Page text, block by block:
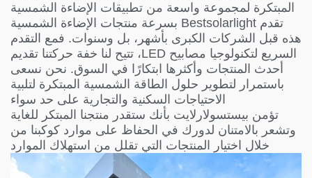
المبتكرة لمجموعة واسعة من تطبيقات الإضاءة الشمسية
تقدم Bestsolarlight بسرعة منتجات الإضاءة الشمسية
هذه قبل الشركات الكبرى بأشهر، بل وسنوات. فمع التقدم
السريع لتكنولوجيا مصابيح LED، تتيح لنا خفة حركتنا تقديم
أحدث المنتجات وأكثرها ابتكارًا في السوق. نحن نسعى
باستمرار لتطوير حلول الطاقة الشمسية المبتكرة لتلبية
الاحتياجات السكنية والتجارية على حد سواء
تؤمن بيستسولارلايت بأنك ستقدر منتجنا المبتكر للغاية
وتشعر بالامتنان لدورك في الحفاظ على موارد كوكبنا من
خلال اختيار المنتجات التي تقلل من استهلاك الموارد